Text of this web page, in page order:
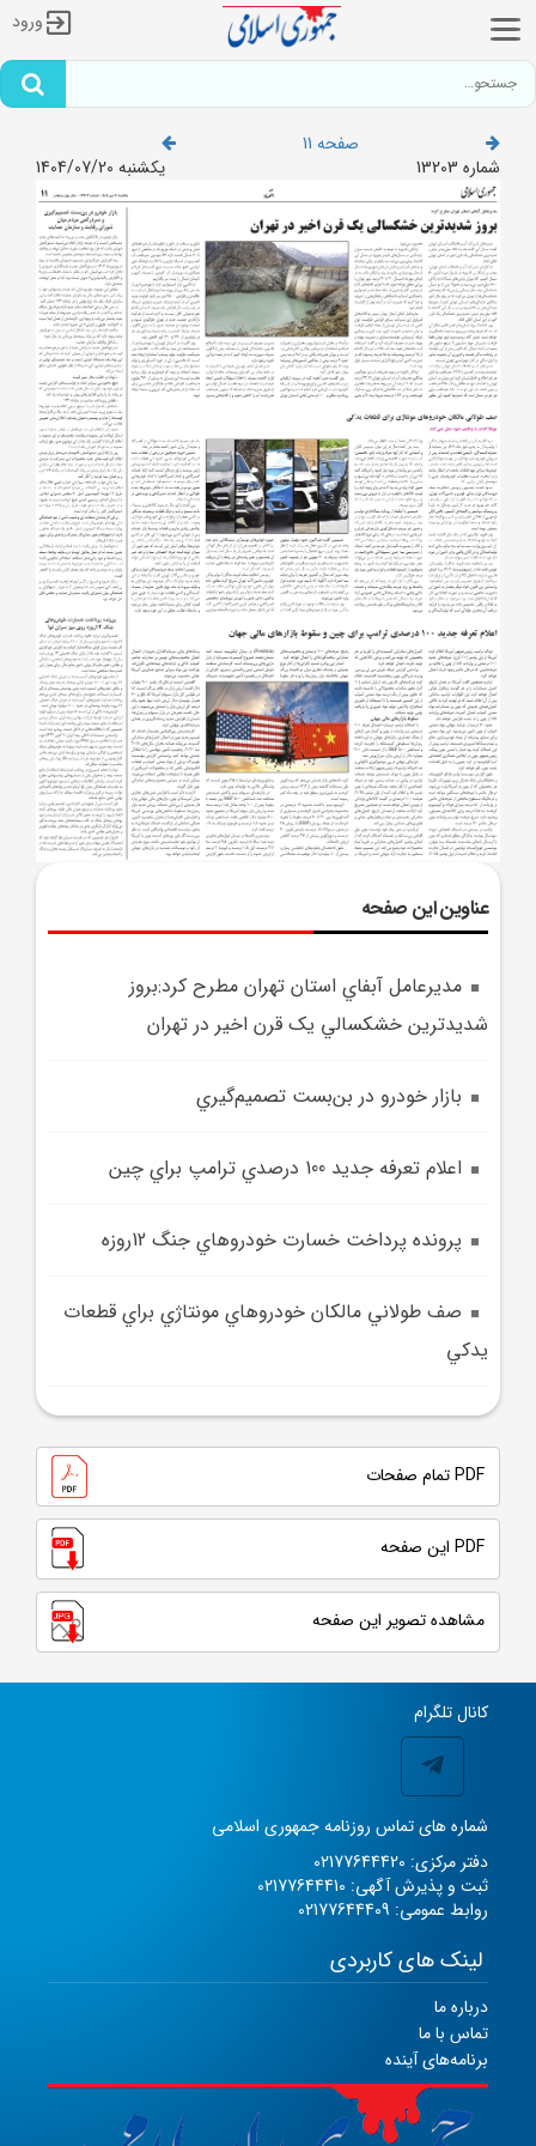
ورود
صفحه 11
شماره 13203
یکشنبه 1404/07/20
عناوین این صفحه
مديرعامل آبفاي استان تهران مطرح کرد:بروز
شديدترين خشکسالي يک قرن اخير در تهران
بازار خودرو در بن‌بست تصميم‌گيري
اعلام تعرفه جديد 100 درصدي ترامپ براي چين
پرونده پرداخت خسارت خودروهاي جنگ 12روزه
صف طولاني مالکان خودروهاي مونتاژي براي قطعات
يدکي
PDF تمام صفحات
PDF این صفحه
مشاهده تصویر این صفحه
کانال تلگرام
شماره های تماس روزنامه جمهوری اسلامی
دفتر مرکزی: 02177644420
ثبت و پذیرش آگهی: 02177644410
روابط عمومی: 02177644409
لینک های کاربردی
درباره ما
تماس با ما
برنامه‌های آینده